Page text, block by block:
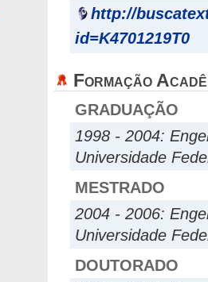
http://
id=K4701219T0
Formação
GRADUAÇÃO
1998 - 2004:
Universidade
MESTRADO
2004 - 2006:
Universidade
DOUTORADO